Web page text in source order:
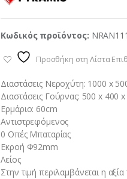
Κωδικός προϊόντος:
Προσθήκη στη Λίστα
Διαστάσεις Νεροχύτη: 1000 x
Διαστάσεις Γούρνας: 500 x 400
Ερμάριο: 60cm
Αντιστρεφόμενος
0 Οπές Μπαταρίας
Εκροή Φ92mm
Λείος
Στην τιμή περιλαμβάνεται η